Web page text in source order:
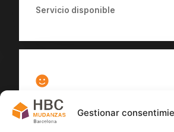
Gestionar
Servicio disponible
100